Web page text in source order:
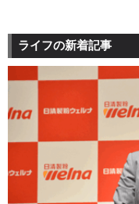
ライフの新着記事